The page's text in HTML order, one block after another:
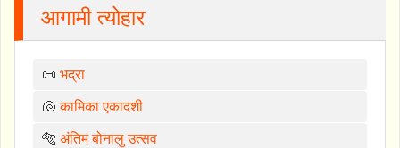
आगामी त्योहार
📜 भद्रा
🐚कामिका एकादशी
🐅 अंतिम बोनालु उत्सव